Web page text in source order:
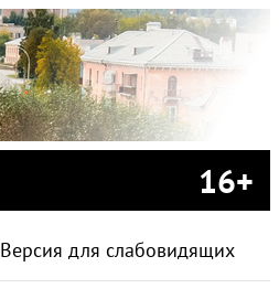
16+
Версия для слабовидящих